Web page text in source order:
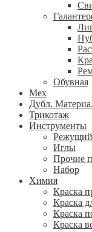
Обувная
Мех
Дубл.
Трикотаж
Инструменты
Режущий
Иглы
Прочие
Набор
Химия
Краска
Краска
Краска
Краска